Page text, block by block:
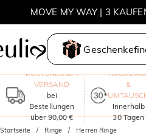
MOVE MY WAY | 3
KOSTENLOSER
VERSAND
bei
Bestellungen
über 90,00 €
&
Innerhalb
30 Tagen
Startseite Ringe Herren Ringe